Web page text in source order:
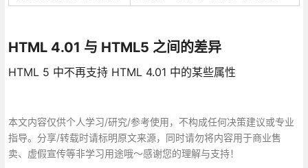
HTML 4.01 与 HTML5 之间的差异
HTML 5 中不再支持 HTML 4.01 中的某些属性
本文内容仅供个人学习/研究/参考使用，不构成任何决策建议或专业
指导。分享/转载时请标明原文来源，同时请勿将内容用于商业售
卖、虚假宣传等非学习用途哦～感谢您的理解与支持！